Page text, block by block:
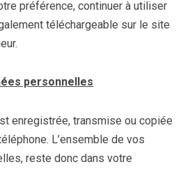
préférence, continuer à utiliser
téléchargeable sur le site
personnelles
enregistrée, transmise ou copiée
L’ensemble de vos
reste donc dans votre